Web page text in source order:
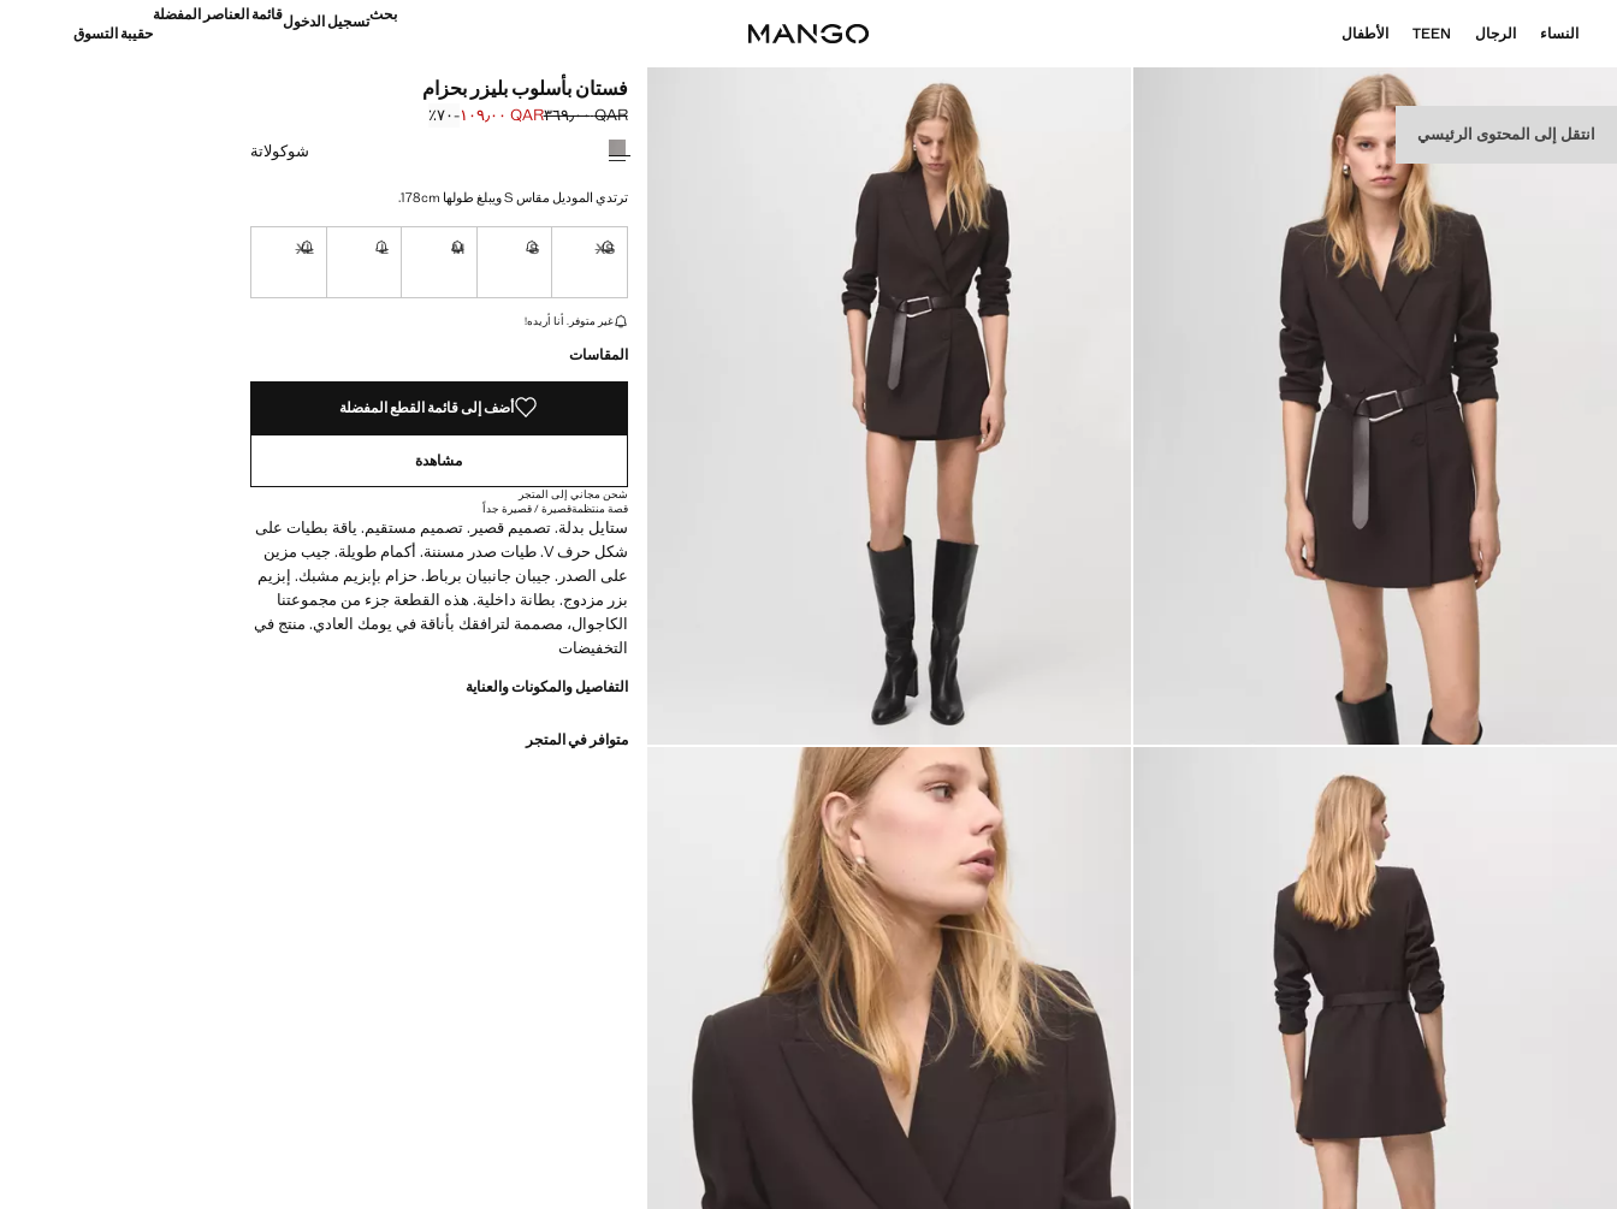
انتقل إلى المحتوى الرئيسي
النساء الرجال TEEN الأطفال
بحثتسجيل الدخولقائمة العناصر المفضلة
حقيبة التسوق
فستان بأسلوب بليزر بحزام
السعر الأول محذوف [QAR ٣٦٩٫٠٠ ]
QAR ٣٦٩٫٠٠
السعر الحالي [QAR ١٠٩٫٠٠ ]QAR ١٠٩٫٠٠
؜-٧٠٪؜
حدد اللون
شوكولاتة
ترتدي الموديل مقاس S ويبلغ طولها 178cm.
XS
S
M
L
XL
القطع الأخيرة!
غير متوفر. أنا أريده!
المقاسات
أضف إلى قائمة القطع المفضلة
مشاهدة
شحن مجاني إلى المتجر
قصة منتظمةقصيرة / قصيرة جداً
ستايل بدلة. تصميم قصير. تصميم مستقيم. ياقة بطيات على
شكل حرف V. طيات صدر مسننة. أكمام طويلة. جيب مزين
على الصدر. جيبان جانبيان برباط. حزام بإبزيم مشبك. إبزيم
بزر مزدوج. بطانة داخلية. هذه القطعة جزء من مجموعتنا
الكاجوال، مصممة لترافقك بأناقة في يومك العادي. منتج في
التخفيضات
التفاصيل والمكونات والعناية
متوافر في المتجر